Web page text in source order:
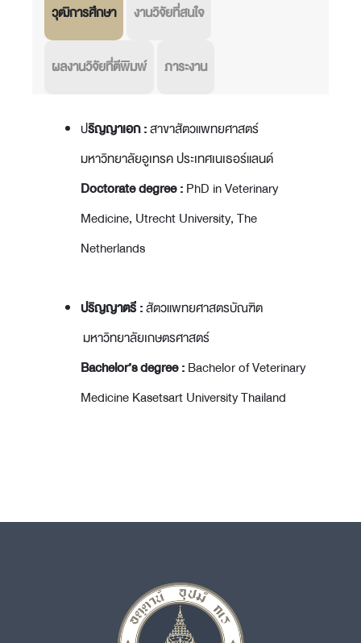
วุฒิการศึกษา งานวิจัยที่สนใจ
ผลงานวิจัยที่ตีพิมพ์ ภาระงาน
ปริญญาเอก :สาขาสัตวแพทยศาสตร์
มหาวิทยาลัยอูเทรค ประเทศเนเธอร์แลนด์
Doctorate degree :PhD in Veterinary
Medicine, Utrecht University, The
Netherlands
ปริญญาตรี :สัตวแพทยศาสตรบัณฑิต
มหาวิทยาลัยเกษตรศาสตร์
Bachelor’s degree :Bachelor of Veterinary
Medicine Kasetsart University Thailand